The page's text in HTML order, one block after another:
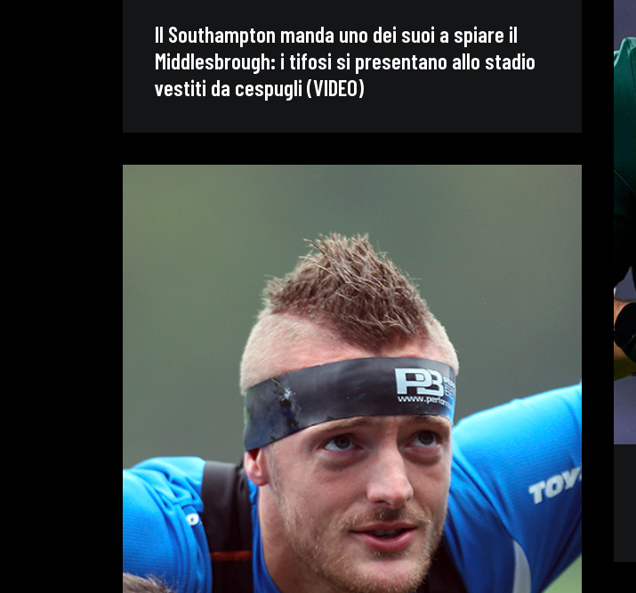
Il Southampton manda uno dei suoi a spiare il
Middlesbrough: i tifosi si presentano allo stadio
vestiti da cespugli (VIDEO)